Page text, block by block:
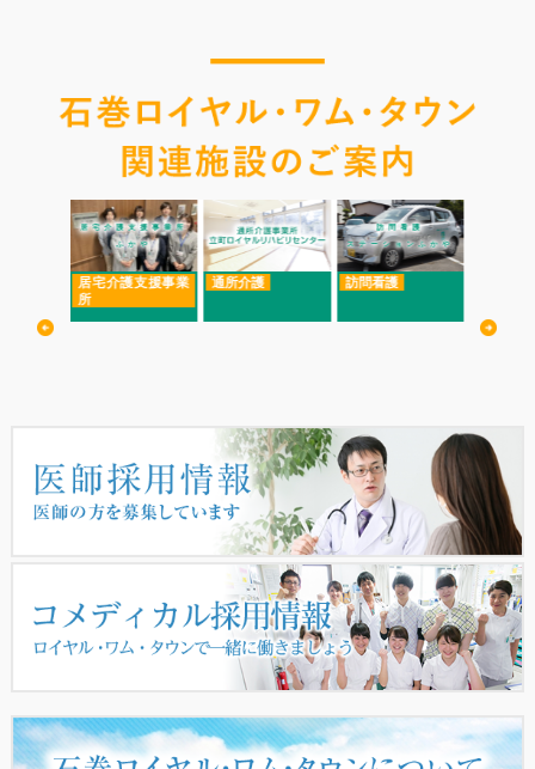
居宅介護支援事業所
ふかや
居宅介護支援事業
所
通所介護
訪問看護
ステーションふかや
訪問看護